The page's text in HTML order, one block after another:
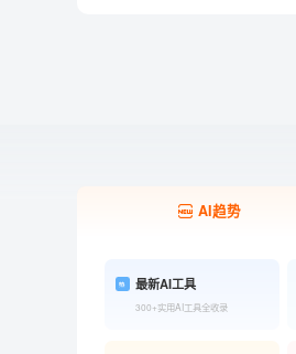
AI趋势
最新AI工具
300+实用AI工具全收录